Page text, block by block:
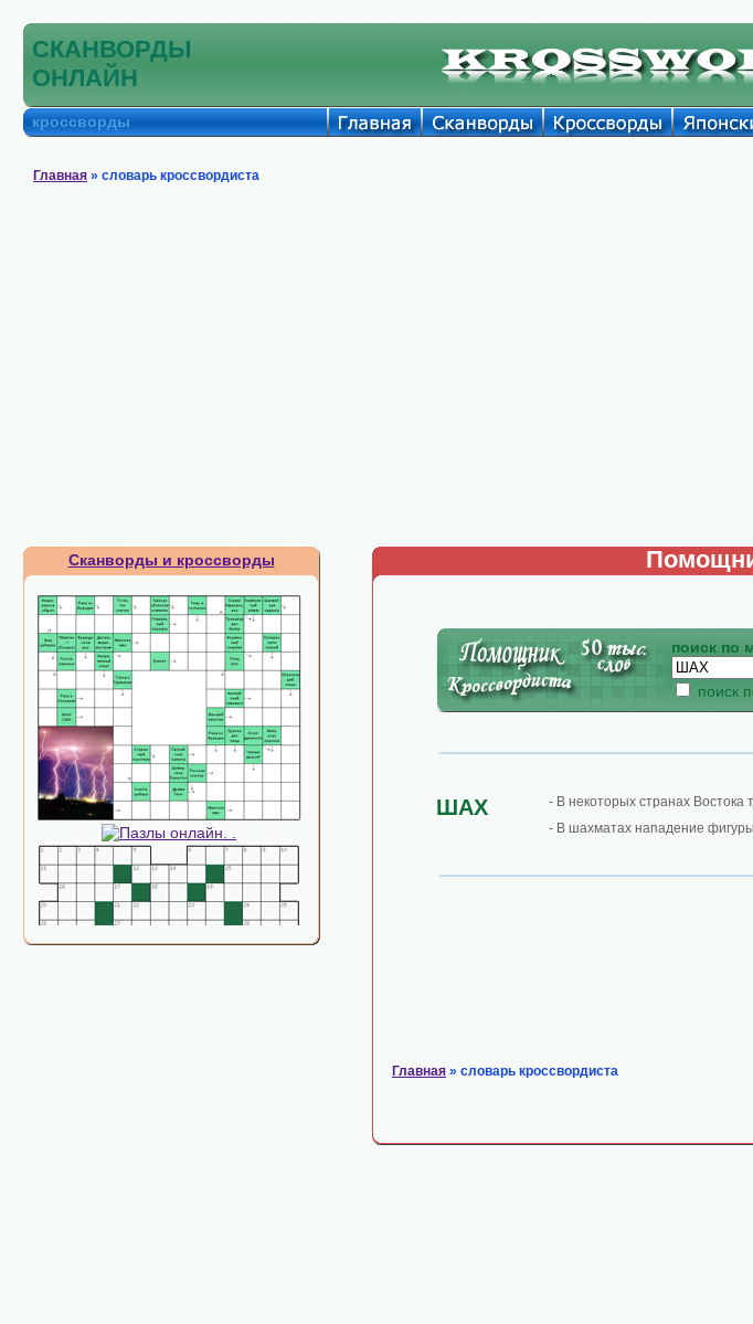
СКАНВОРДЫ
ОНЛАЙН
кроссворды
Главная » словарь кроссвордиста
Сканворды и кроссворды
поиск по
поиск
ШАХ
- В некоторых странах Востока
- В шахматах нападение
Главная » словарь кроссвордиста